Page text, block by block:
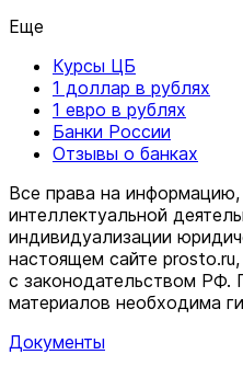
Еще
Курсы ЦБ
1 доллар в рублях
1 евро в рублях
Банки России
Отзывы о банках
Все права на информацию,
интеллектуальной
индивидуализации
настоящем сайте
c законодательством РФ.
материалов необходима
Документы